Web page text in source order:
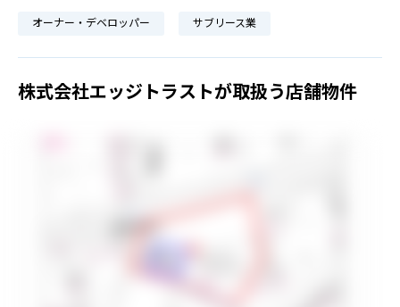
オーナー・デベロッパー サブリース業
株式会社エッジトラストが取扱う店舗物件